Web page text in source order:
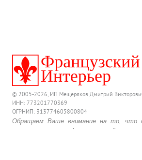
© 2005-2026, ИП Мещеряков Дмитрий
ИНН: 773201770369
ОГРНИП: 313774605800804
Обращаем Ваше внимание на то, что
исключительно информационный